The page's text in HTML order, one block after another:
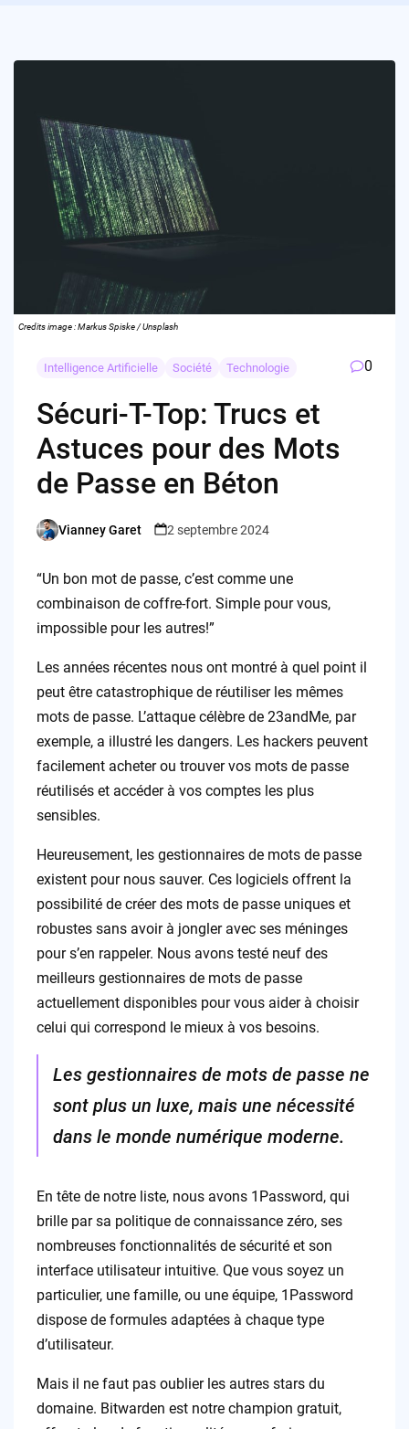
Credits image : Markus Spiske / Unsplash
Intelligence Artificielle Société Technologie 0
Sécuri-T-Top: Trucs et
Astuces pour des Mots
de Passe en Béton
Posted
Vianney Garet 2 septembre 2024
“Un bon mot de passe, c’est comme une
combinaison de coffre-fort. Simple pour vous,
impossible pour les autres!”
Les années récentes nous ont montré à quel point il
peut être catastrophique de réutiliser les mêmes
mots de passe. L’attaque célèbre de 23andMe, par
exemple, a illustré les dangers. Les hackers peuvent
facilement acheter ou trouver vos mots de passe
réutilisés et accéder à vos comptes les plus
sensibles.
Heureusement, les gestionnaires de mots de passe
existent pour nous sauver. Ces logiciels offrent la
possibilité de créer des mots de passe uniques et
robustes sans avoir à jongler avec ses méninges
pour s’en rappeler. Nous avons testé neuf des
meilleurs gestionnaires de mots de passe
actuellement disponibles pour vous aider à choisir
celui qui correspond le mieux à vos besoins.
Les gestionnaires de mots de passe ne
sont plus un luxe, mais une nécessité
dans le monde numérique moderne.
En tête de notre liste, nous avons 1Password, qui
brille par sa politique de connaissance zéro, ses
nombreuses fonctionnalités de sécurité et son
interface utilisateur intuitive. Que vous soyez un
particulier, une famille, ou une équipe, 1Password
dispose de formules adaptées à chaque type
d’utilisateur.
Mais il ne faut pas oublier les autres stars du
domaine. Bitwarden est notre champion gratuit,